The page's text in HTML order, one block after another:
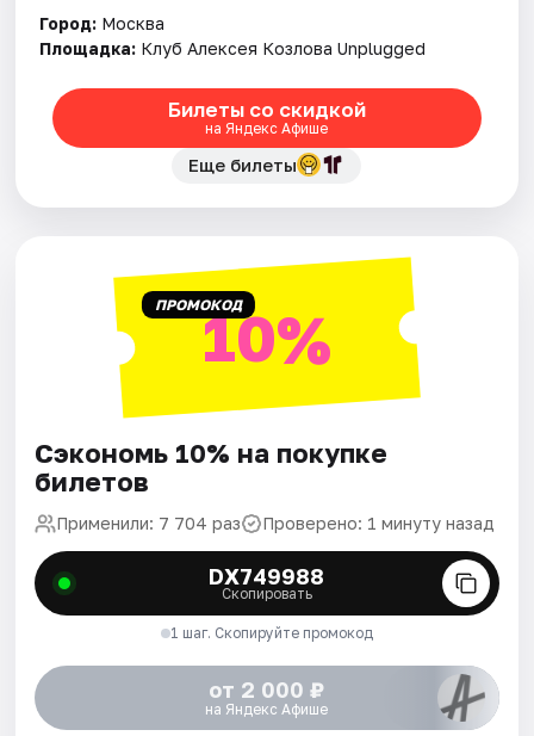
Артисты
Рейтинги
Город: Москва
Площадка: Клуб Алексея Козлова Unplugged
Билеты со скидкой
на Яндекс Афише
Еще билеты
ПРОМОКОД10%
Сэкономь 10% на покупке
билетов
Применили: 7 704 раз Проверено: 1 минуту назад
DX749988
Скопировать
1 шаг. Скопируйте промокод
от 2 000 ₽
на Яндекс Афише